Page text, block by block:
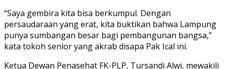
“Saya gembira kita bisa berkumpul. Dengan
persaudaraan yang erat, kita buktikan bahwa Lampung
punya sumbangan besar bagi pembangunan bangsa,”
kata tokoh senior yang akrab disapa Pak Ical ini.
Ketua Dewan Penasehat FK-PLP, Tursandi Alwi, mewakili